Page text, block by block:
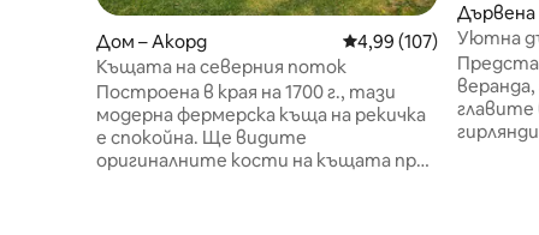
Дом – Акорд Средна оценка: 4,99
4,99 (107)
Къщата на северния поток
Построена в края на 1700 г., тази
модерна фермерска къща на рекичка
е спокойна. Ще видите
оригиналните кости на къщата през
Дървена
son
Уютна